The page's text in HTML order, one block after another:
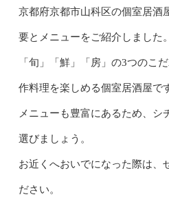
京都府京都市山科区の個室居酒
要とメニューをご紹介しました。
「旬」「鮮」「房」の3つのこ
作料理を楽しめる個室居酒屋で
メニューも豊富にあるため、シ
選びましょう。
お近くへおいでになった際は、
ださい。